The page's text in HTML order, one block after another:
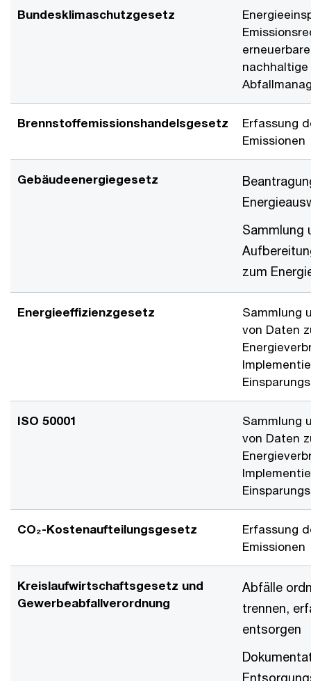
Bundesklimaschutzgesetz
Brennstoffemissionshandelsgesetz
Erfassung
Emissionen
Gebäudeenergiegesetz
Sammlung
zum
Energieeffizienzgesetz
Sammlung
von Daten
ISO 50001
Sammlung
von Daten
CO₂-Kostenaufteilungsgesetz
Erfassung
Emissionen
Kreislaufwirtschaftsgesetz und
Gewerbeabfallverordnung
Abfälle
trennen,
entsorgen